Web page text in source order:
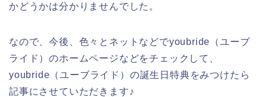
かどうかは分かりませんでした。
なので、今後、色々とネットなどでyoubride（ユーブ
ライド）のホームページなどをチェックして、
youbride（ユーブライド）の誕生日特典をみつけたら
記事にさせていただきます♪